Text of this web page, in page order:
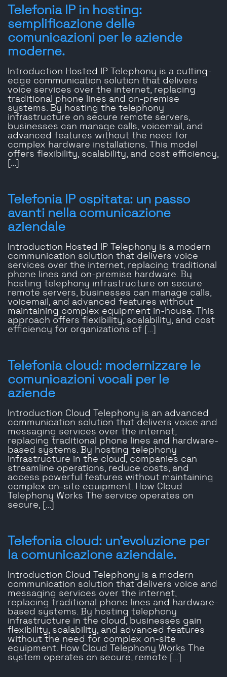
Telefonia IP in hosting:
semplificazione delle
comunicazioni per le aziende
moderne.
Introduction Hosted IP Telephony is a cutting-
edge communication solution that delivers
voice services over the internet, replacing
traditional phone lines and on-premise
systems. By hosting the telephony
infrastructure on secure remote servers,
businesses can manage calls, voicemail, and
advanced features without the need for
complex hardware installations. This model
offers flexibility, scalability, and cost efficiency,
[…]
Telefonia IP ospitata: un passo
avanti nella comunicazione
aziendale
Introduction Hosted IP Telephony is a modern
communication solution that delivers voice
services over the internet, replacing traditional
phone lines and on-premise hardware. By
hosting telephony infrastructure on secure
remote servers, businesses can manage calls,
voicemail, and advanced features without
maintaining complex equipment in-house. This
approach offers flexibility, scalability, and cost
efficiency for organizations of […]
Telefonia cloud: modernizzare le
comunicazioni vocali per le
aziende
Introduction Cloud Telephony is an advanced
communication solution that delivers voice and
messaging services over the internet,
replacing traditional phone lines and hardware-
based systems. By hosting telephony
infrastructure in the cloud, companies can
streamline operations, reduce costs, and
access powerful features without maintaining
complex on-site equipment. How Cloud
Telephony Works The service operates on
secure, […]
Telefonia cloud: un'evoluzione per
la comunicazione aziendale.
Introduction Cloud Telephony is a modern
communication solution that delivers voice and
messaging services over the internet,
replacing traditional phone lines and hardware-
based systems. By hosting telephony
infrastructure in the cloud, businesses gain
flexibility, scalability, and advanced features
without the need for complex on-site
equipment. How Cloud Telephony Works The
system operates on secure, remote […]